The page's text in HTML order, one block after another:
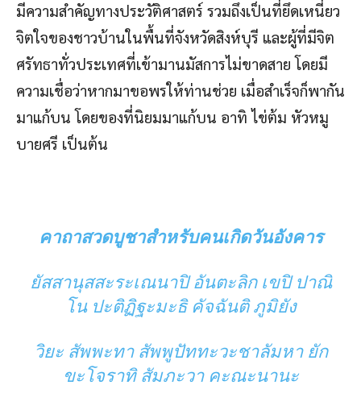
มีความสำคัญทางประวัติศาสตร์ รวมถึงเป็นที่ยึดเหนี่ยว
จิตใจของชาวบ้านในพื้นที่จังหวัดสิงห์บุรี และผู้ที่มีจิต
ศรัทธาทั่วประเทศที่เข้ามานมัสการไม่ขาดสาย โดยมี
ความเชื่อว่าหากมาขอพรให้ท่านช่วย เมื่อสำเร็จก็พากัน
มาแก้บน โดยของที่นิยมมาแก้บน อาทิ ไข่ต้ม หัวหมู
บายศรี เป็นต้น
คาถาสวดบูชาสำหรับคนเกิดวันอังคาร
ยัสสานุสสะระเณนาปิ อันตะลิก เขปิ ปาณิ
โน ปะติฏิฐะมะธิ คัจฉันติ ภูมิยัง
วิยะ สัพพะทา สัพพูปัททะวะชาลัมหา ยัก
ขะโจราทิ สัมภะวา คะณะนานะ